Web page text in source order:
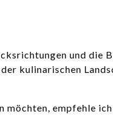
und die
kulinarischen
möchten, empfehle